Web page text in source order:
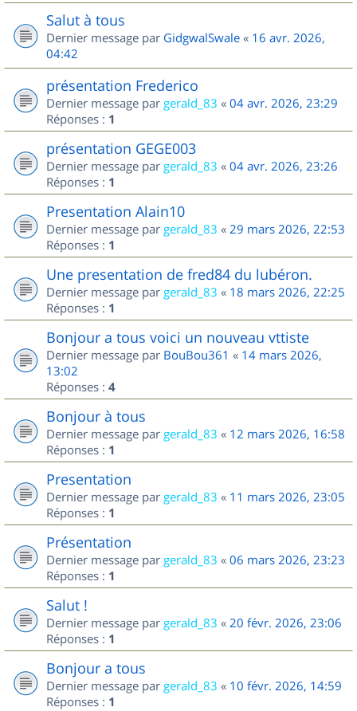
Salut à tous
Dernier message par GidgwalSwale « 16 avr. 2026,
04:42
présentation Frederico
Dernier message par gerald_83 « 04 avr. 2026, 23:29
Réponses : 1
présentation GEGE003
Dernier message par gerald_83 « 04 avr. 2026, 23:26
Réponses : 1
Presentation Alain10
Dernier message par gerald_83 « 29 mars 2026, 22:53
Réponses : 1
Une presentation de fred84 du lubéron.
Dernier message par gerald_83 « 18 mars 2026, 22:25
Réponses : 1
Bonjour a tous voici un nouveau vttiste
Dernier message par BouBou361 « 14 mars 2026,
13:02
Réponses : 4
Bonjour à tous
Dernier message par gerald_83 « 12 mars 2026, 16:58
Réponses : 1
Presentation
Dernier message par gerald_83 « 11 mars 2026, 23:05
Réponses : 1
Présentation
Dernier message par gerald_83 « 06 mars 2026, 23:23
Réponses : 1
Salut !
Dernier message par gerald_83 « 20 févr. 2026, 23:06
Réponses : 1
Bonjour a tous
Dernier message par gerald_83 « 10 févr. 2026, 14:59
Réponses : 1